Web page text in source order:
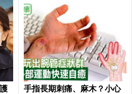
手指長期刺痛、麻木？小心